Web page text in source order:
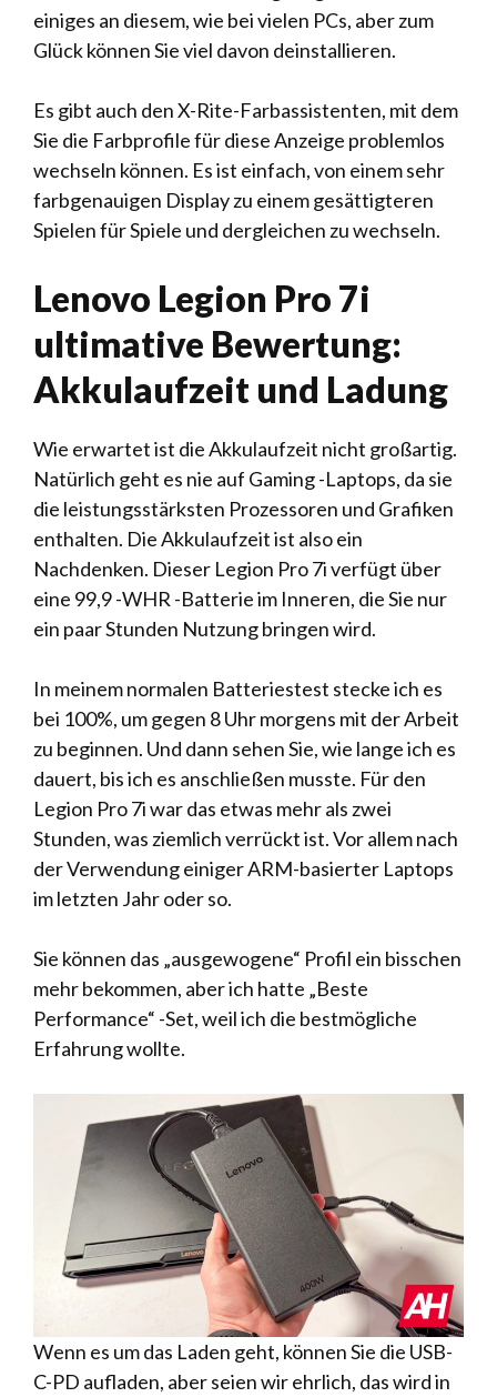
einiges an diesem, wie bei vielen PCs, aber zum
Glück können Sie viel davon deinstallieren.
Es gibt auch den X-Rite-Farbassistenten, mit dem
Sie die Farbprofile für diese Anzeige problemlos
wechseln können. Es ist einfach, von einem sehr
farbgenauigen Display zu einem gesättigteren
Spielen für Spiele und dergleichen zu wechseln.
Lenovo Legion Pro 7i
ultimative Bewertung:
Akkulaufzeit und Ladung
Wie erwartet ist die Akkulaufzeit nicht großartig.
Natürlich geht es nie auf Gaming -Laptops, da sie
die leistungsstärksten Prozessoren und Grafiken
enthalten. Die Akkulaufzeit ist also ein
Nachdenken. Dieser Legion Pro 7i verfügt über
eine 99,9 -WHR -Batterie im Inneren, die Sie nur
ein paar Stunden Nutzung bringen wird.
In meinem normalen Batteriestest stecke ich es
bei 100%, um gegen 8 Uhr morgens mit der Arbeit
zu beginnen. Und dann sehen Sie, wie lange ich es
dauert, bis ich es anschließen musste. Für den
Legion Pro 7i war das etwas mehr als zwei
Stunden, was ziemlich verrückt ist. Vor allem nach
der Verwendung einiger ARM-basierter Laptops
im letzten Jahr oder so.
Sie können das „ausgewogene“ Profil ein bisschen
mehr bekommen, aber ich hatte „Beste
Performance“ -Set, weil ich die bestmögliche
Erfahrung wollte.
Wenn es um das Laden geht, können Sie die USB-
C-PD aufladen, aber seien wir ehrlich, das wird in